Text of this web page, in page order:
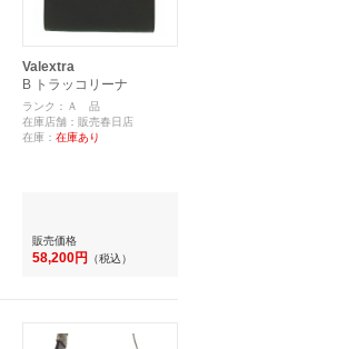
Valextra
B トラッコリーナ
ランク：Ａ 品
在庫店舗：販売春日店
在庫： 在庫あり
販売価格
58,200円 （税込）